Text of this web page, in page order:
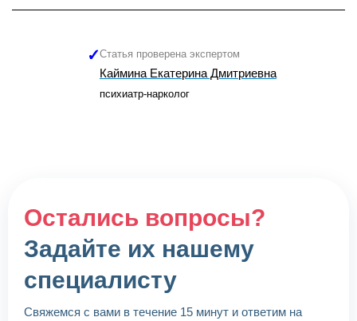
Статья проверена экспертом
Каймина Екатерина Дмитриевна
психиатр-нарколог
Остались вопросы?
Задайте их нашему
специалисту
Свяжемся с вами в течение 15 минут и ответим на